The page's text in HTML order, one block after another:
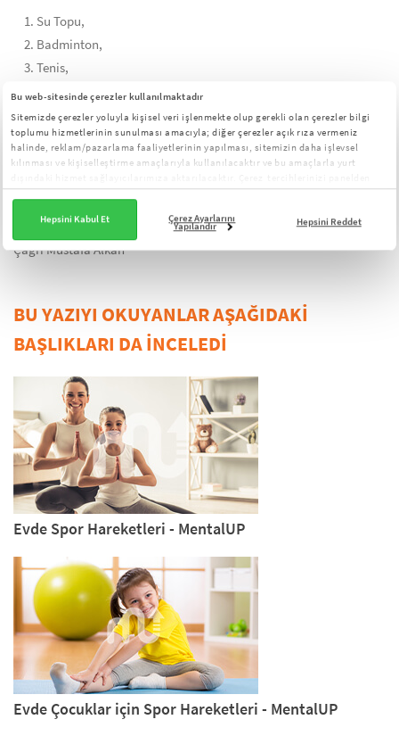
Bu web-sitesinde çerezler kullanılmaktadır
Sitemizde çerezler yoluyla kişisel veri işlenmekte olup gerekli olan çerezler bilgi
toplumu hizmetlerinin sunulması amacıyla; diğer çerezler açık rıza vermeniz
halinde, reklam/pazarlama faaliyetlerinin yapılması, sitemizin daha işlevsel
kılınması ve kişiselleştirme amaçlarıyla kullanılacaktır ve bu amaçlarla yurt
yönetebilirsiniz:Çerez Aydınlatma Metni
Hepsini Kabul Et Çerez Ayarlarını
Yapılandır Hepsini Reddet
Su Topu,
Badminton,
Tenis,
Voleybol,
Basketbol,
Futbol,
Yüzme,
Son Güncelleme Tarihi: 30 Haziran 2022
Çağrı Mustafa Alkan
BU YAZIYI OKUYANLAR AŞAĞIDAKİ
BAŞLIKLARI DA İNCELEDİ
Evde Spor Hareketleri - MentalUP
Evde Çocuklar için Spor Hareketleri - MentalUP